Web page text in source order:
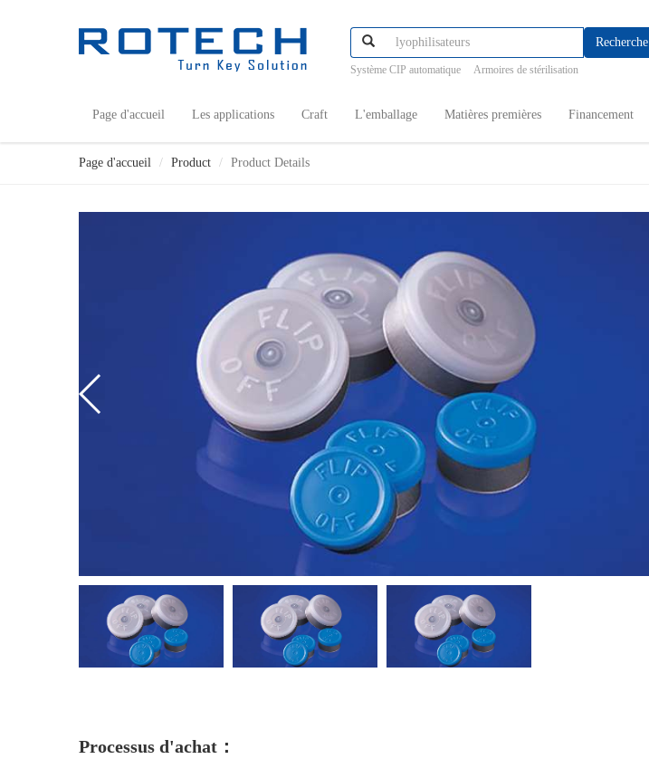
Recherche
Système CIP automatique Armoires de stérilisation
Page d'accueil Les applications Craft L'emballage Matières premières Financement
Page d'accueil Product Product Details
Processus d'achat：